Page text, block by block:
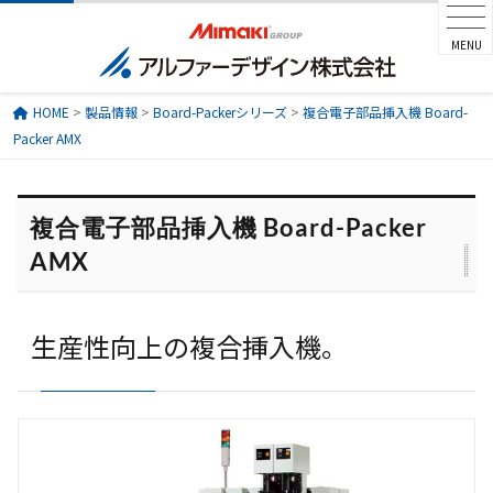
MENU
HOME > 製品情報> Board-Packerシリーズ> 複合電子部品挿入機 Board-
Packer AMX
複合電子部品挿入機 Board-Packer
AMX
生産性向上の複合挿入機。